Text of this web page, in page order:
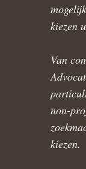
kiezen
Van
non-
kiezen.